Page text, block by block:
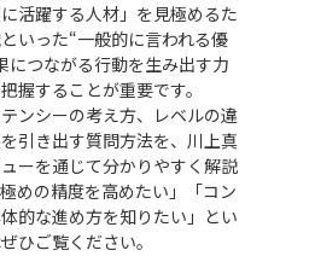
活躍する人材」を見極めるた
いった“一般的に言われる優
につながる行動を生み出す力
握することが重要です。
ンシーの考え方、レベルの違
引き出す質問方法を、川上真
ーを通じて分かりやすく解説
めの精度を高めたい」「コン
的な進め方を知りたい」とい
ひご覧ください。